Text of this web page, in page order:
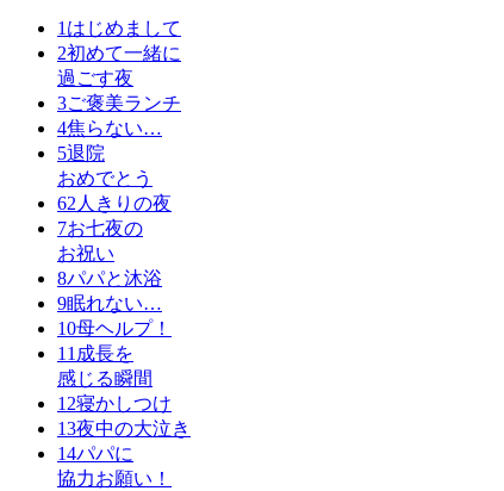
1 はじめまして
2初めて一緒に
過ごす夜
3ご褒美ランチ
4焦らない…
5退院
おめでとう
62人きりの夜
7お七夜の
お祝い
8パパと沐浴
9眠れない…
10母ヘルプ！
11 成長を
感じる瞬間
12寝かしつけ
13夜中の大泣き
14パパに
協力お願い！